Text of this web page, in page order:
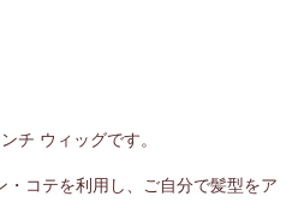
チ ウィッグです。
・コテを利用し、ご自分で髪型をア